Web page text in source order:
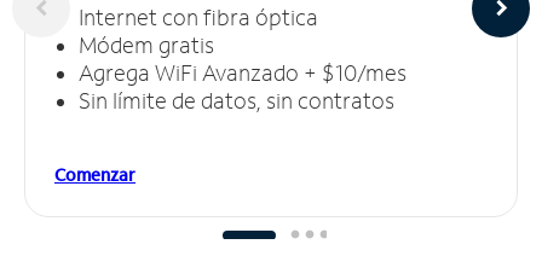
Internet con fibra óptica
Módem gratis
Agrega WiFi Avanzado + $10/mes
Sin límite de datos, sin contratos
Comenzar